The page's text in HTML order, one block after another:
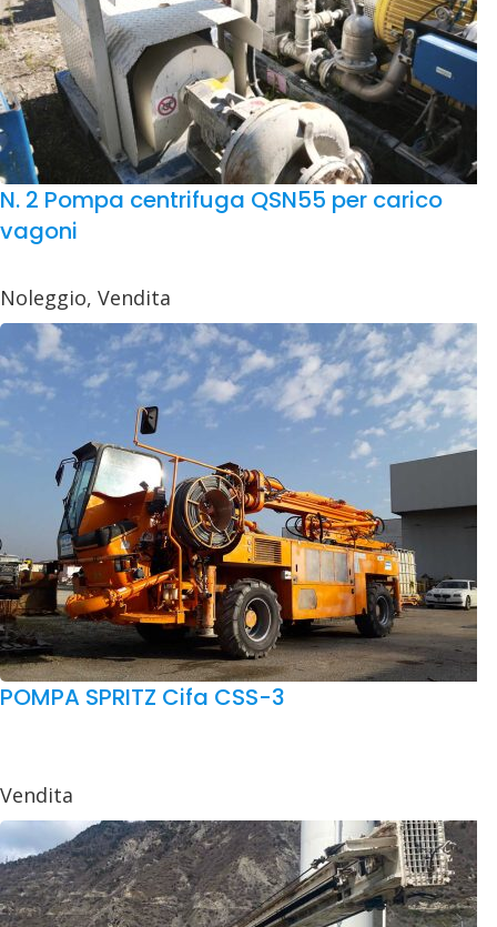
N. 2 Pompa centrifuga QSN55 per carico
vagoni
Noleggio, Vendita
POMPA SPRITZ Cifa CSS-3
Vendita